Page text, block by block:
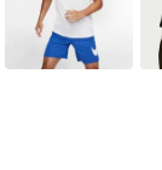
أبيض